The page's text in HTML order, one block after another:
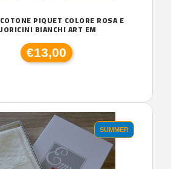
PIQUET COLORE ROSA E
BIANCHI ART EM
€13,00
SUMMER